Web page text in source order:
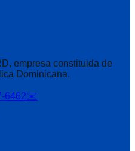
empresa constituida de
Dominicana.
6462✉️